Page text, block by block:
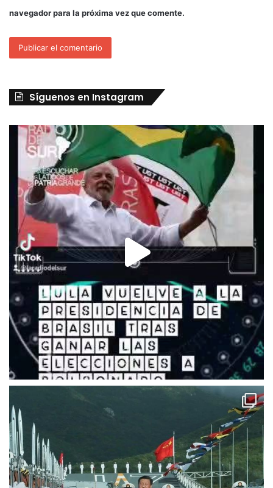
navegador para la próxima vez que comente.
Síguenos en Instagram